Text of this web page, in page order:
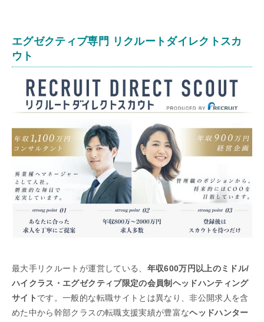
エグゼクティブ専門 リクルートダイレクトスカ
ウト
最大手リクルートが運営している、 年収600万円以上のミドル/
ハイクラス・エグゼクティブ限定の会員制ヘッドハンティング
サイト です。一般的な転職サイトとは異なり、非公開求人を含
めた中から幹部クラスの転職支援実績が豊富なヘッドハンター